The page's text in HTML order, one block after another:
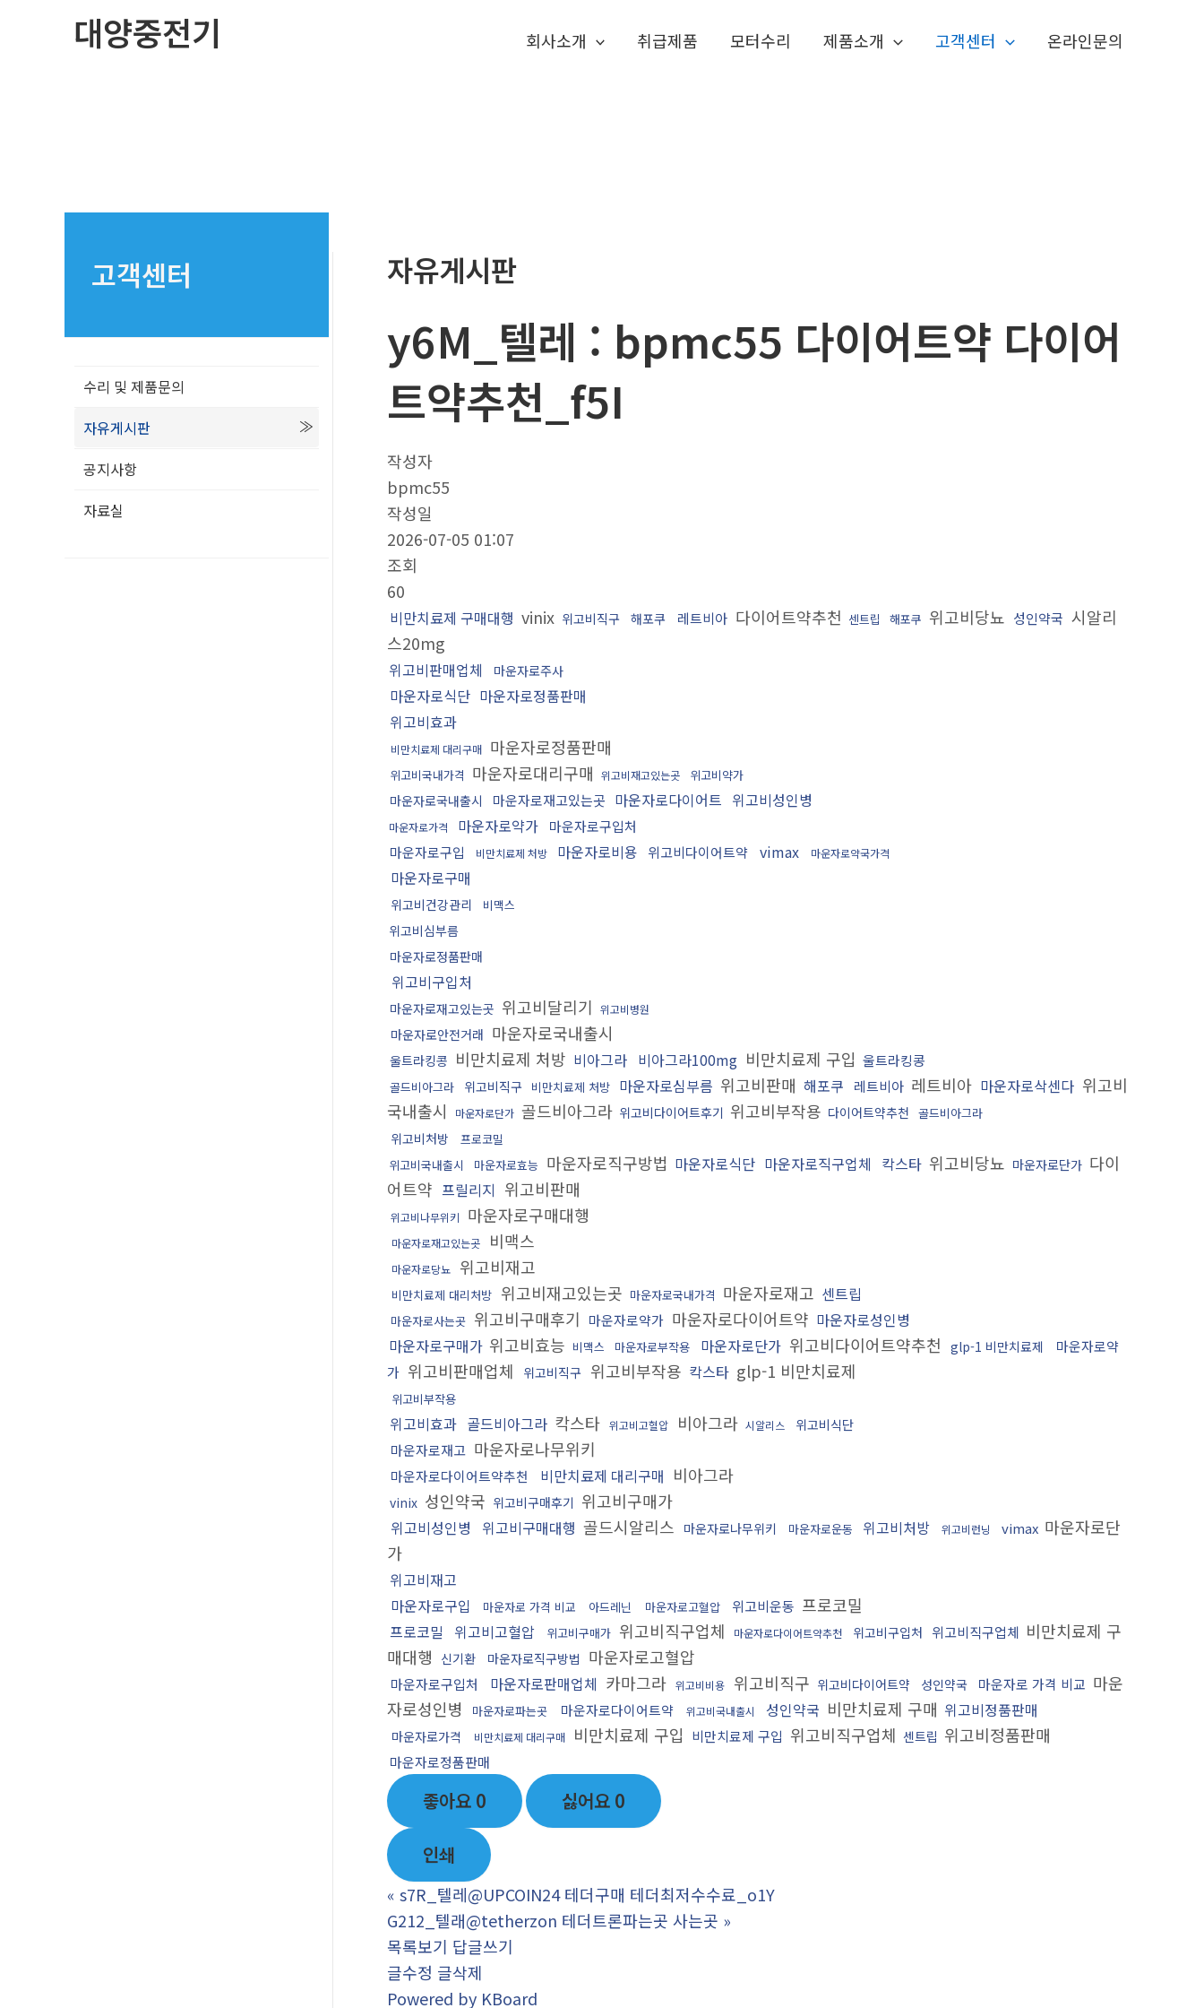
대양중전기 회사소개 취급제품 모터수리 제품소개 고객센터 온라인문의
고객센터
수리 및 제품문의
자유게시판
공지사항
자료실
자유게시판
y6M_텔레 : bpmc55 다이어트약 다이어
트약추천_f5I
작성자
bpmc55
작성일
2026-07-05 01:07
조회
60
비만치료제 구매대행 vinix 위고비직구 해포쿠 레트비아 다이어트약추천 센트립 해포쿠 위고비당뇨 성인약국 시알리
스20mg
위고비판매업체 마운자로주사
마운자로식단 마운자로정품판매
위고비효과
비만치료제 대리구매 마운자로정품판매
위고비국내가격 마운자로대리구매 위고비재고있는곳 위고비약가
마운자로국내출시 마운자로재고있는곳 마운자로다이어트 위고비성인병
마운자로가격 마운자로약가
마운자로구입처
마운자로구입
비만치료제 처방 마운자로비용 위고비다이어트약 vimax 마운자로약국가격
마운자로구매
위고비건강관리 비맥스
위고비심부름
마운자로정품판매
위고비구입처
마운자로재고있는곳 위고비달리기 위고비병원
마운자로안전거래 마운자로국내출시
울트라킹콩 비만치료제 처방 비아그라 비아그라100mg 비만치료제 구입 울트라킹콩
골드비아그라 위고비직구 비만치료제 처방 마운자로심부름 위고비판매 해포쿠 레트비아 레트비아 마운자로삭센다 위고비
국내출시
마운자로단가 골드비아그라 위고비다이어트후기 위고비부작용 다이어트약추천 골드비아그라
위고비처방
프로코밀
위고비국내출시
마운자로효능 마운자로직구방법 마운자로식단 마운자로직구업체 칵스타 위고비당뇨 마운자로단가 다이
어트약 프릴리지 위고비판매
위고비나무위키 마운자로구매대행
마운자로재고있는곳 비맥스
마운자로당뇨 위고비재고
비만치료제 대리처방 위고비재고있는곳 마운자로국내가격 마운자로재고 센트립
마운자로사는곳 위고비구매후기 마운자로약가 마운자로다이어트약 마운자로성인병
마운자로구매가 위고비효능 비맥스 마운자로부작용 마운자로단가 위고비다이어트약추천 glp-1 비만치료제
마운자로약
가 위고비판매업체 위고비직구 위고비부작용 칵스타 glp-1 비만치료제
위고비부작용
위고비효과 골드비아그라 칵스타 위고비고혈압 비아그라 시알리스 위고비식단
마운자로재고 마운자로나무위키
마운자로다이어트약추천 비만치료제 대리구매 비아그라
vinix 성인약국 위고비구매후기 위고비구매가
위고비성인병 위고비구매대행 골드시알리스 마운자로나무위키 마운자로운동 위고비처방 위고비런닝 vimax 마운자로단
가
위고비재고
마운자로구입
마운자로 가격 비교 아드레닌 마운자로고혈압 위고비운동 프로코밀
프로코밀 위고비고혈압 위고비구매가 위고비직구업체 마운자로다이어트약추천 위고비구입처 위고비직구업체 비만치료제 구
매대행 신기환 마운자로직구방법 마운자로고혈압
마운자로구입처 마운자로판매업체 카마그라 위고비비용 위고비직구 위고비다이어트약 성인약국 마운자로 가격 비교 마운
자로성인병
마운자로파는곳 마운자로다이어트약 위고비국내출시 성인약국 비만치료제 구매 위고비정품판매
마운자로가격 비만치료제 대리구매 비만치료제 구입 비만치료제 구입 위고비직구업체 센트립 위고비정품판매
마운자로정품판매
좋아요 0 싫어요 0
인쇄
« s7R_텔레@UPCOIN24 테더구매 테더최저수수료_o1Y
G212_텔래@tetherzon 테더트론파는곳 사는곳 »
목록보기 답글쓰기
글수정 글삭제
Powered by KBoard